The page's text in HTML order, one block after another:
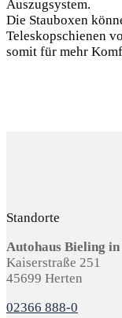
Auszugsystem.
Die Stauboxen
Teleskopschienen
somit für mehr
Standorte
Autohaus Bieling
Kaiserstraße 251
45699 Herten
02366 888-0